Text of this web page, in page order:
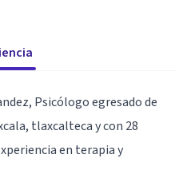
Psicólogo egresado de
tlaxcalteca y con 28
en terapia y